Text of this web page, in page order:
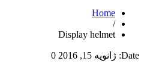
Home
/
Display helmet
Date: ژانویه 15, 2016 0